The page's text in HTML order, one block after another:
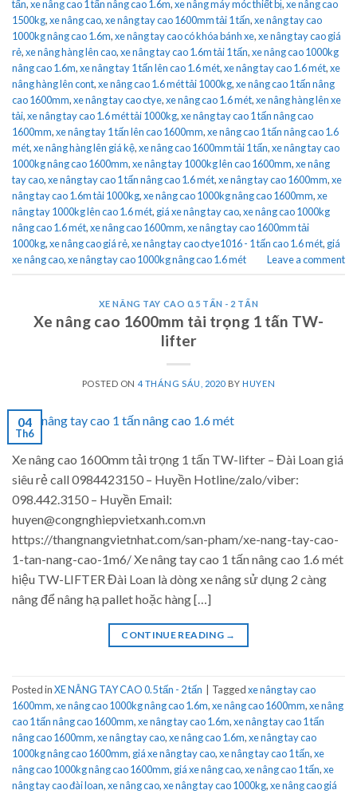
tấn,xe nâng cao 1 tấn nâng cao 1.6m,xe nâng máy móc thiết bị,xe nâng cao
1500kg,xe nâng cao,xe nâng tay cao 1600mm tải 1 tấn,xe nâng tay cao
1000kg nâng cao 1.6m,xe nâng tay cao có khóa bánh xe,xe nâng tay cao giá
rẻ,xe nâng hàng lên cao,xe nâng tay cao 1.6m tải 1 tấn,xe nâng cao 1000kg
nâng cao 1.6m,xe nâng tay 1 tấn lên cao 1.6 mét,xe nâng tay cao 1.6 mét,xe
nâng hàng lên cont,xe nâng cao 1.6 mét tải 1000kg,xe nâng cao 1 tấn nâng
cao 1600mm,xe nâng tay cao ctye,xe nâng cao 1.6 mét,xe nâng hàng lên xe
tải,xe nâng tay cao 1.6 mét tải 1000kg,xe nâng tay cao 1 tấn nâng cao
1600mm,xe nâng tay 1 tấn lên cao 1600mm,xe nâng cao 1 tấn nâng cao 1.6
mét,xe nâng hàng lên giá kệ,xe nâng cao 1600mm tải 1 tấn,xe nâng tay cao
1000kg nâng cao 1600mm,xe nâng tay 1000kg lên cao 1600mm,xe nâng
tay cao,xe nâng tay cao 1 tấn nâng cao 1.6 mét,xe nâng tay cao 1600mm,xe
nâng tay cao 1.6m tải 1000kg,xe nâng cao 1000kg nâng cao 1600mm,xe
nâng tay 1000kg lên cao 1.6 mét, giá xe nâng tay cao,xe nâng cao 1000kg
nâng cao 1.6 mét,xe nâng cao 1600mm,xe nâng tay cao 1600mm tải
1000kg,xe nâng cao giá rẻ,xe nâng tay cao ctye1016 - 1 tấn cao 1.6 mét, giá
xe nâng cao,xe nâng tay cao 1000kg nâng cao 1.6 mét Leave a comment
XE NÂNG TAY CAO 0.5 TẤN - 2 TẤN
Xe nâng cao 1600mm tải trọng 1 tấn TW-
lifter
POSTED ON 4 THÁNG SÁU, 2020 BYHUYEN
04
Th6
Xe nâng cao 1600mm tải trọng 1 tấn TW-lifter – Đài Loan giá
siêu rẻ call 0984423150 – Huyền Hotline/zalo/viber:
098.442.3150 – Huyền Email:
huyen@congnghiepvietxanh.com.vn
https://thangnangvietnhat.com/san-pham/xe-nang-tay-cao-
1-tan-nang-cao-1m6/ Xe nâng tay cao 1 tấn nâng cao 1.6 mét
hiệu TW-LIFTER Đài Loan là dòng xe nâng sử dụng 2 càng
nâng để nâng hạ pallet hoặc hàng […]
CONTINUE READING →
Posted inXE NÂNG TAY CAO 0.5 tấn - 2 tấn Taggedxe nâng tay cao
1600mm,xe nâng cao 1000kg nâng cao 1.6m,xe nâng cao 1600mm,xe nâng
cao 1 tấn nâng cao 1600mm,xe nâng tay cao 1.6m,xe nâng tay cao 1 tấn
nâng cao 1600mm,xe nâng tay cao,xe nâng cao 1.6m,xe nâng tay cao
1000kg nâng cao 1600mm, giá xe nâng tay cao,xe nâng tay cao 1 tấn,xe
nâng cao 1000kg nâng cao 1600mm, giá xe nâng cao,xe nâng cao 1 tấn,xe
nâng tay cao đài loan,xe nâng cao,xe nâng tay cao 1000kg,xe nâng cao giá